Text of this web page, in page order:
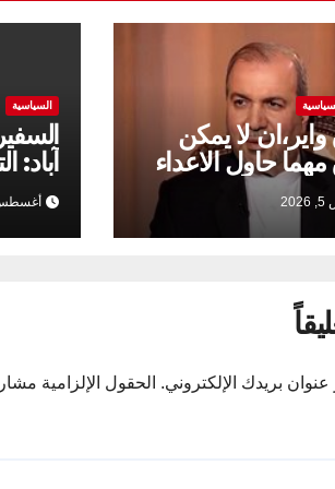
واير،ان لا يمكن
مهما حاول الاعداء
السياسية
آباد:
أغسطس 2,
بريدك الإلكتروني. الحقول الإلزامية مشار